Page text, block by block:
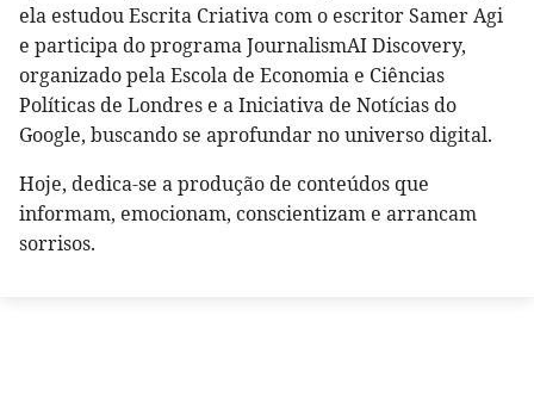
ela estudou Escrita Criativa com o escritor Samer Agi
e participa do programa JournalismAI Discovery,
organizado pela Escola de Economia e Ciências
Políticas de Londres e a Iniciativa de Notícias do
Google, buscando se aprofundar no universo digital.
Hoje, dedica-se a produção de conteúdos que
informam, emocionam, conscientizam e arrancam
sorrisos.